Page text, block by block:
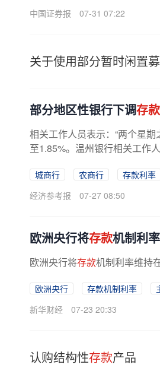
中国证券报
07-31 07:22
关于使用部分暂时闲置
部分地区性银行下调存款
相关工作人员表示：“两个星
至1.85%。温州银行相关工作
城商行 农商行
存款利率
经济参考报
07-27 08:50
欧洲央行将存款机制利
欧洲央行将存款机制利率维持
欧洲央行 存款机制利率
新华财经
07-23 20:33
认购结构性存款产品